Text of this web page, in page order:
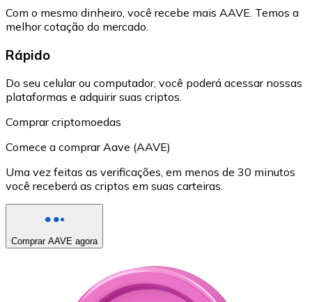
Com o mesmo dinheiro, você recebe mais AAVE. Temos a
melhor cotação do mercado.
Rápido
Do seu celular ou computador, você poderá acessar nossas
plataformas e adquirir suas criptos.
Comprar criptomoedas
Comece a comprar Aave (AAVE)
Uma vez feitas as verificações, em menos de 30 minutos
você receberá as criptos em suas carteiras.
Comprar AAVE agora